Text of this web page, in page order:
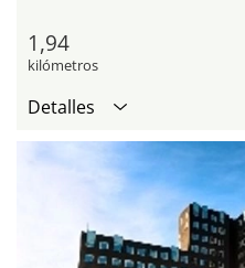
1,94
kilómetros
Detalles